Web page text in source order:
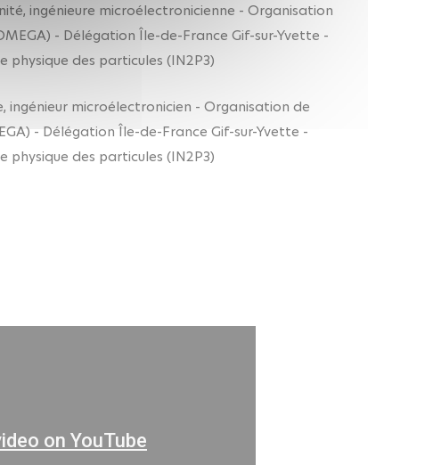
ingénieure microélectronicienne - Organisation
- Délégation Île-de-France Gif-sur-Yvette -
des particules (IN2P3)
ingénieur microélectronicien - Organisation de
- Délégation Île-de-France Gif-sur-Yvette -
des particules (IN2P3)